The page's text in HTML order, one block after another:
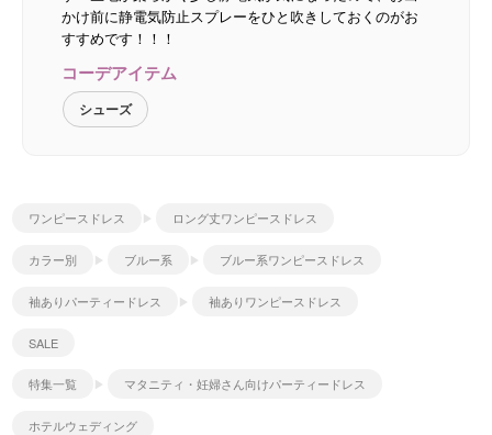
かけ前に静電気防止スプレーをひと吹きしておくのがお
すすめです！！！
コーデアイテム
シューズ
ワンピースドレス ロング丈ワンピースドレス
カラー別 ブルー系 ブルー系ワンピースドレス
袖ありパーティードレス 袖ありワンピースドレス
SALE
特集一覧 マタニティ・妊婦さん向けパーティードレス
ホテルウェディング